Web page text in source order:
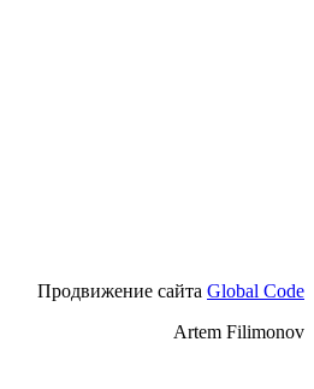
Продвижение сайта Global Code
Artem Filimonov